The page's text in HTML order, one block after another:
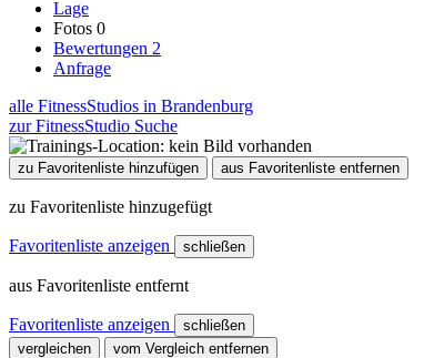
Lage
Fotos 0
Bewertungen 2
Anfrage
alle FitnessStudios in Brandenburg
zur FitnessStudio Suche
zu Favoritenliste hinzufügen aus Favoritenliste entfernen
zu Favoritenliste hinzugefügt
Favoritenliste anzeigen schließen
aus Favoritenliste entfernt
Favoritenliste anzeigen
schließen
vergleichen
vom Vergleich entfernen